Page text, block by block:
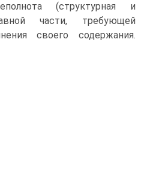
(структурная и
части, требующей
своего содержания.